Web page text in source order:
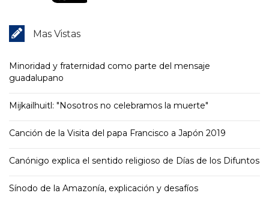
Mas Vistas
Minoridad y fraternidad como parte del mensaje
guadalupano
Mijkailhuitl: "Nosotros no celebramos la muerte"
Canción de la Visita del papa Francisco a Japón 2019
Canónigo explica el sentido religioso de Días de los Difuntos
Sínodo de la Amazonía, explicación y desafíos